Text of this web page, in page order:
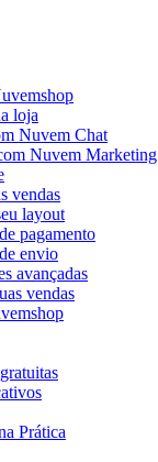
loja
Nuvem Chat
Nuvem Marketing
vendas
layout
pagamento
envio
avançadas
vendas
Prática